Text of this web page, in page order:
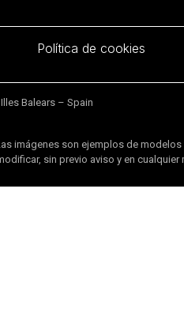
Política de cookies
Balears – Spain
imágenes son ejemplos de
sin previo aviso y en